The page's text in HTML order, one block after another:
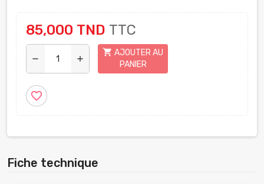
85,000 TND TTC
remove add
shopping_cart AJOUTER AU
PANIER
favorite_border
Fiche technique